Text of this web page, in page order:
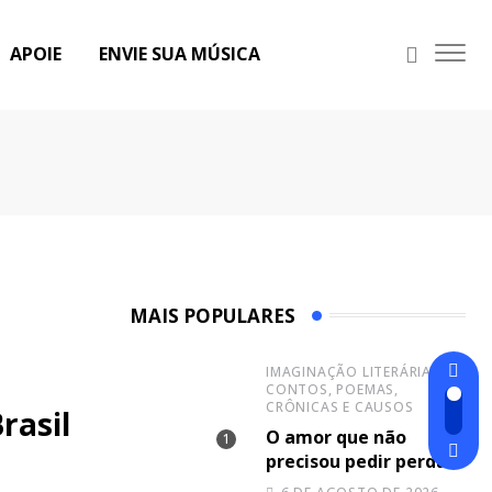
APOIE ENVIE SUA MÚSICA
MAIS POPULARES
IMAGINAÇÃO LITERÁRIA:
CONTOS, POEMAS,
CRÔNICAS E CAUSOS
O amor que não
precisou pedir perdão
ao tempo (Fredi Jon)